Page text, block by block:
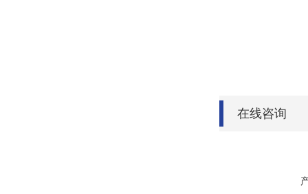
在线咨询